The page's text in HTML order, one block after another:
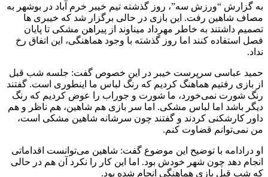
به گزارش “ورزش سه”، روز گذشته تیم خیبر خرم آباد در بوشهر به
مصاف شاهین رفت. این بازی در حالی برگزار شد که خیبری ها
تصمیم داشتند به خاطر مهرداد میناوند از پیراهن مشکی تا پایان
فصل استفاده کنند اما روز گذشته با وجود هماهنگی، این اتفاق رخ
نداد.
حمید عباسی سرپرست خیبر در این خصوص گفت: جلسه شب قبل
از بازی رفتیم هماهنگ کردیم که رنگ لباس ما اینطوری است. گفتند
رنگ شورت نمی‌خورد، ما شورت و جوراب را عوض کردیم که رنگ
دیگر باشد اما لباس مشکی. اما سر بازی هم شاهین، هم ناظر و هم
داور کارشکنی کردند و گفتند چون سرشانه شاهین مشکی است،
من نمی‌توانم قضاوت کنم.
او درادامه با توضیح این موضوع گفت: شاهین می‌توانست اقداماتی
انجام دهد چون شهر خودش بود. اما این کار را نکرد آن هم در حالی
که شب قبل بازی هماهنگی انجام شده بود.